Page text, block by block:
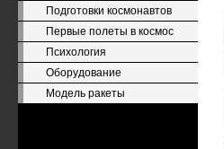
Подготовки космонавтов
Первые полеты в космос
Психология
Оборудование
Модель ракеты